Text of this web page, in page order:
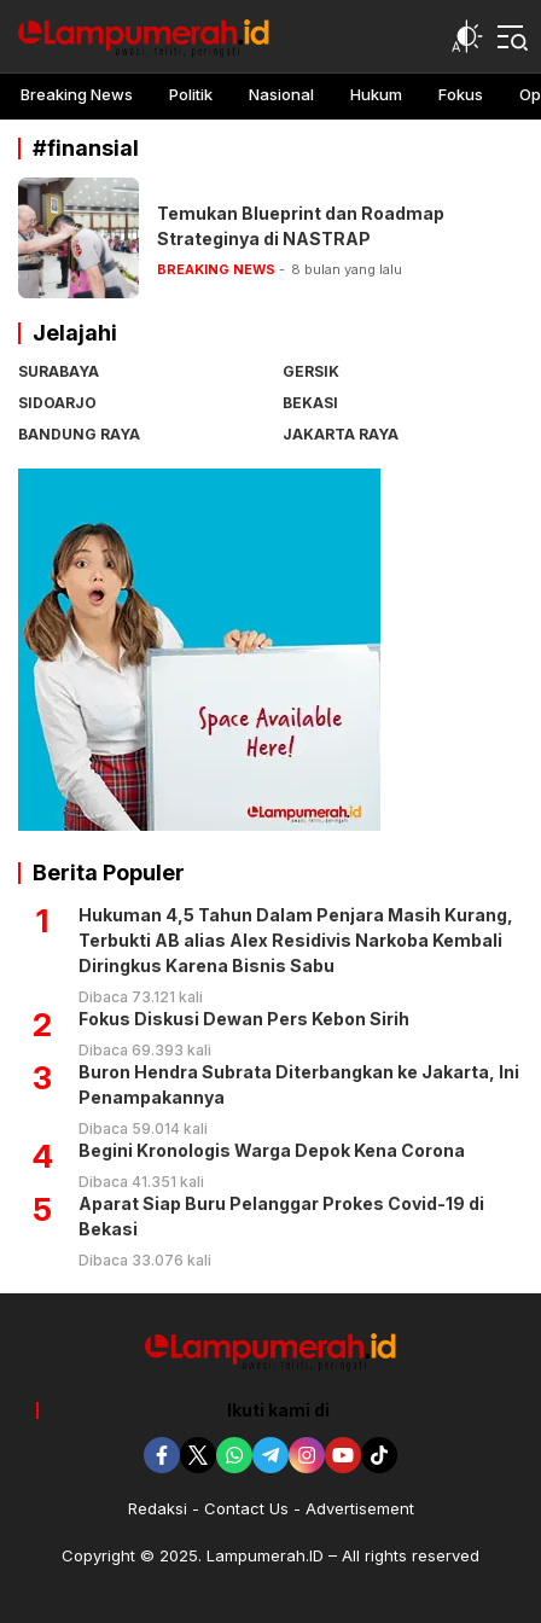
lampu merah
Awasi, teliti, peringati
Breaking News Politik Nasional Hukum Fokus
#finansial
Temukan Blueprint dan Roadmap
Strateginya di NASTRAP
BREAKING NEWS 8 bulan yang lalu
Jelajahi
SURABAYA
GERSIK
SIDOARJO
BEKASI
BANDUNG RAYA
JAKARTA RAYA
Berita Populer
1
Hukuman 4,5 Tahun Dalam Penjara Masih Kurang,
Terbukti AB alias Alex Residivis Narkoba Kembali
Diringkus Karena Bisnis Sabu
Dibaca 73.121 kali
2 Fokus Diskusi Dewan Pers Kebon Sirih
Dibaca 69.393 kali
3
Buron Hendra Subrata Diterbangkan ke Jakarta, Ini
Penampakannya
Dibaca 59.014 kali
4 Begini Kronologis Warga Depok Kena Corona
Dibaca 41.351 kali
5
Aparat Siap Buru Pelanggar Prokes Covid-19 di
Bekasi
Dibaca 33.076 kali
Ikuti kami di
Redaksi Contact Us Advertisement
Copyright © 2025. Lampumerah.ID – All rights reserved